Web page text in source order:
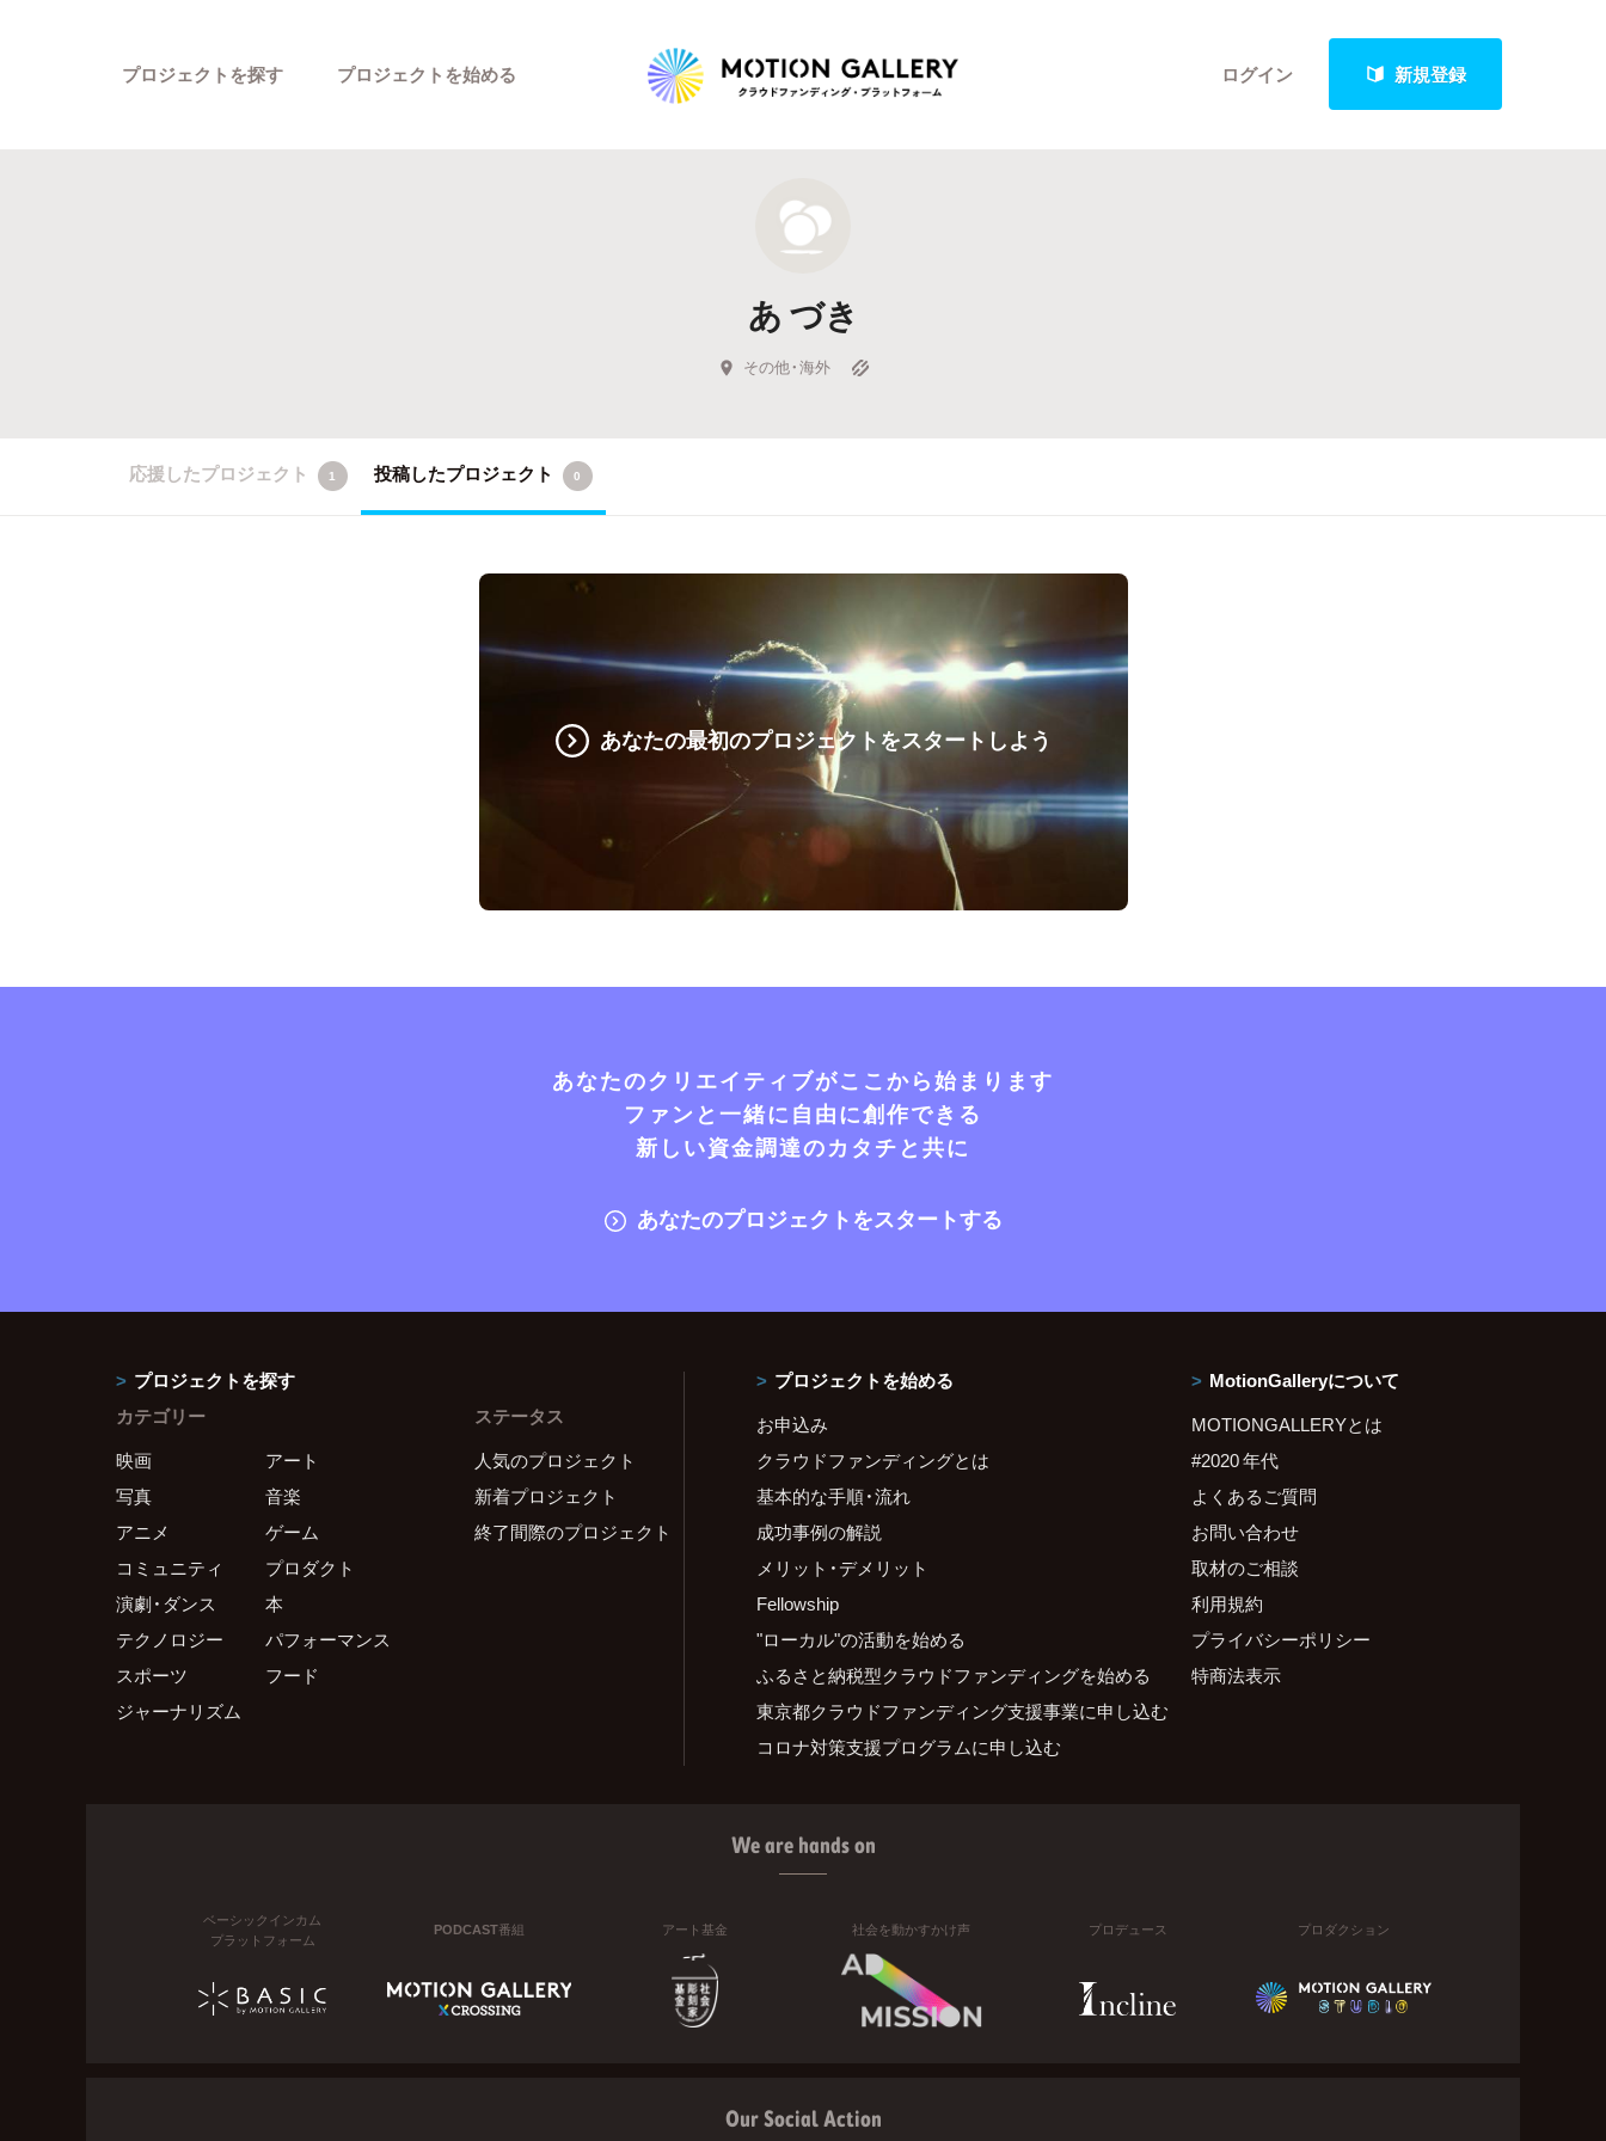
ログイン 新規登録
プロジェクトを探す
新着プロジェクト
Feature
キュレーターから探す
プロジェクトを始める
あ づき
その他・海外
応援したプロジェクト 1 投稿したプロジェクト 0
あなたの最初のプロジェクトをスタートしよう
あなたのクリエイティブがここから始まります
ファンと一緒に自由に創作できる
新しい資金調達のカタチと共に
あなたのプロジェクトをスタートする
プロジェクトを探す
カテゴリー
映画
アート
写真
音楽
アニメ
ゲーム
コミュニティ
プロダクト
演劇・ダンス
本
テクノロジー
パフォーマンス
スポーツ
フード
ジャーナリズム
ステータス
人気のプロジェクト
新着プロジェクト
終了間際のプロジェクト
プロジェクトを始める
お申込み
クラウドファンディングとは
基本的な手順・流れ
成功事例の解説
メリット・デメリット
Fellowship
"ローカル"の活動を始める
ふるさと納税型クラウドファンディングを始める
東京都クラウドファンディング支援事業に申し込む
コロナ対策支援プログラムに申し込む
MotionGalleryについて
MOTIONGALLERYとは
#2020 年代
よくあるご質問
お問い合わせ
取材のご相談
利用規約
プライバシーポリシー
特商法表示
We are hands on
ベーシックインカム
プラットフォーム
PODCAST番組 アート基金 社会を動かすかけ声 プロデュース プロダクション
Our Social Action